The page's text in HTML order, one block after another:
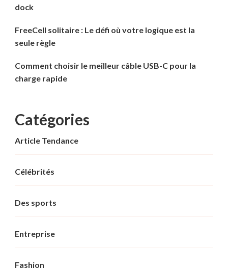
dock
FreeCell solitaire : Le défi où votre logique est la
seule règle
Comment choisir le meilleur câble USB-C pour la
charge rapide
Catégories
Article Tendance
Célébrités
Des sports
Entreprise
Fashion